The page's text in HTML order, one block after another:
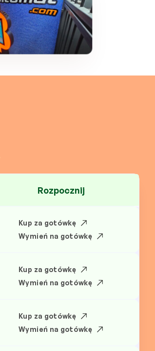
Rozpocznij
Kup za gotówkę
Wymień na gotówkę
Kup za gotówkę
Wymień na gotówkę
Kup za gotówkę
Wymień na gotówkę